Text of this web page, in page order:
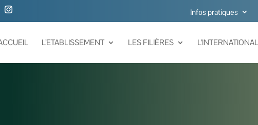
Infos pratiques
L’ETABLISSEMENT LES FILIÈRES L’INTERNATIONAL